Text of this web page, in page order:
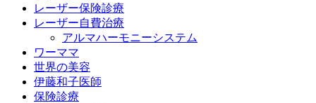
レーザー保険診療
レーザー自費治療
アルマハーモニーシステム
ワーママ
世界の美容
伊藤和子医師
保険診療